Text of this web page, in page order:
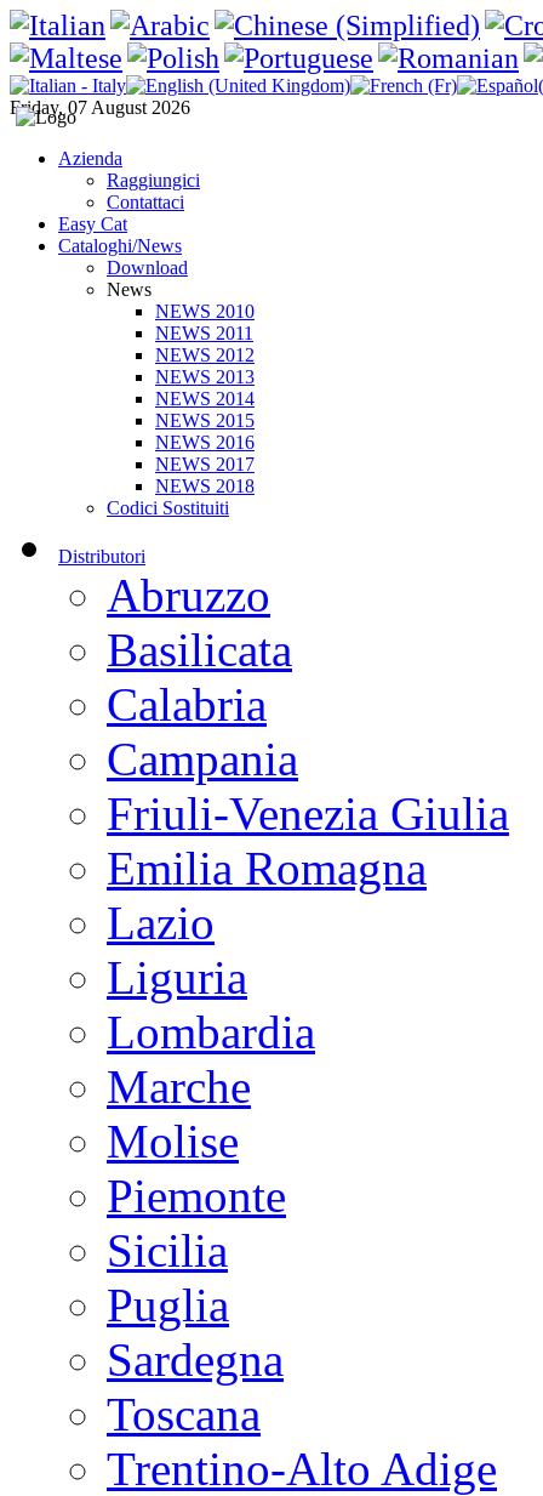
Friday, 07 August 2026
Azienda
Raggiungici
Contattaci
Easy Cat
Cataloghi/News
Download
News
NEWS 2010
NEWS 2011
NEWS 2012
NEWS 2013
NEWS 2014
NEWS 2015
NEWS 2016
NEWS 2017
NEWS 2018
Codici Sostituiti
Distributori
Abruzzo
Basilicata
Calabria
Campania
Friuli-Venezia Giulia
Emilia Romagna
Lazio
Liguria
Lombardia
Marche
Molise
Piemonte
Sicilia
Puglia
Sardegna
Toscana
Trentino-Alto Adige